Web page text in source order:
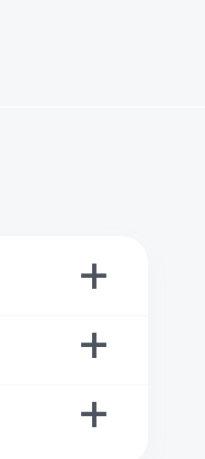
+
+
+